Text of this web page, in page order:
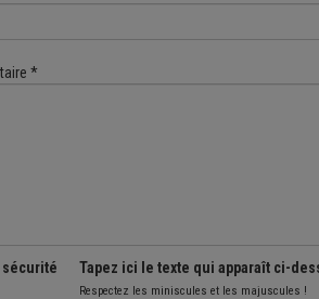
*
sécurité Tapez ici le texte qui apparaît ci-
Respectez les miniscules et les majuscules !